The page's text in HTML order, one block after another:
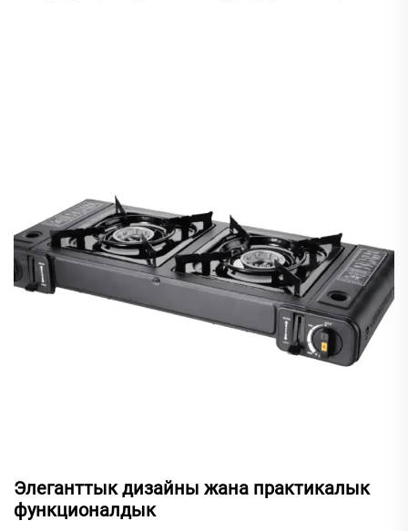
Элеганттык дизайны жана практикалык
функционалдык